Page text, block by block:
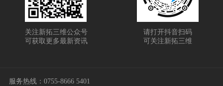
关注新拓三维公众号
可获取更多最新资讯
请打开抖音扫码
可关注新拓三维
服务热线： 0755-8666 5401